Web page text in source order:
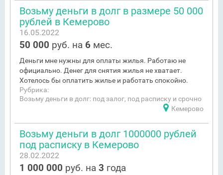
Возьму деньги в долг в размере 50 000
рублей в Кемерово
16.05.2022
50 000 руб. на 6 мес.
Деньги мне нужны для оплаты жилья. Работаю не
официально. Денег для снятия жилья не хватает.
Хотелось бы оплатить жилье и работать спокойно.
Рубрика:
Возьму деньги в долг: под залог, под расписку и срочно
Кемерово
Возьму деньги в долг 1000000 рублей
под расписку в Кемерово
28.02.2022
1 000 000 руб. на 3 года